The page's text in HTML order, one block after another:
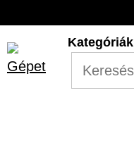
tartalomba
Kategóriák